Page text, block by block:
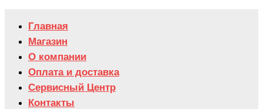
Главная
Магазин
О компании
Оплата и доставка
Сервисный Центр
Контакты